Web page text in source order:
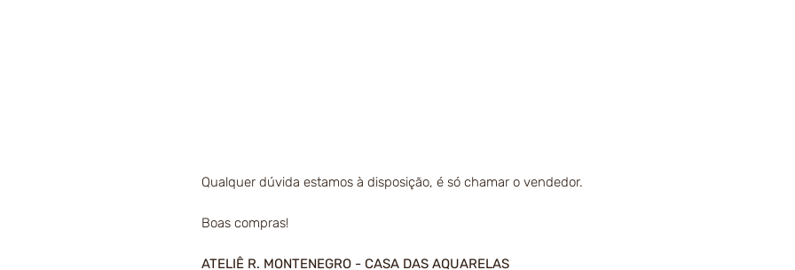
Qualquer dúvida estamos à disposição, é só chamar o vendedor.
Boas compras!
ATELIÊ R. MONTENEGRO - CASA DAS AQUARELAS